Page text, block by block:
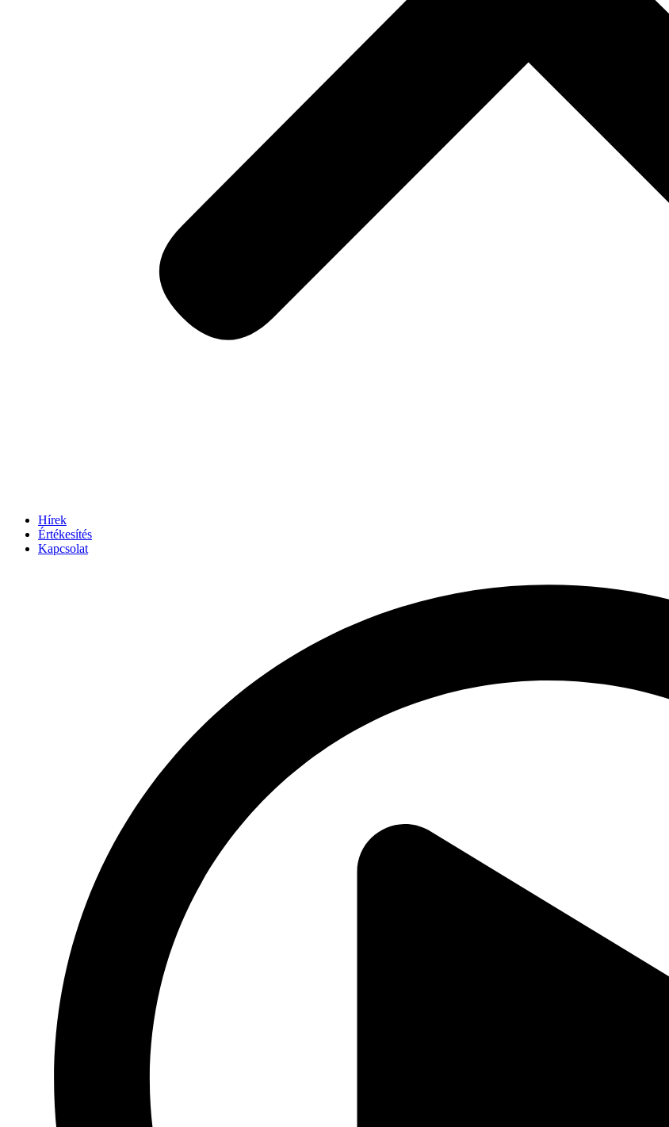
Hírek
Értékesítés
Kapcsolat